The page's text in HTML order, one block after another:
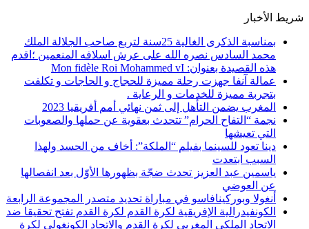
شريط الأخبار
بمناسبة الذكرى الغالية 25سنة لتربع صاحب الجلالة الملك
محمد السادس نصره الله على عرش اسلافه المنعمين ؛اقدم
هذه القصيدة بعنوان: Mon fidèle Roi Mohammed vI
عمالة آنفا جهزت رحلة مميزة للحجاج و الحاجات و تكلفت
بتجربة مميزة للخدمات و الرعاية .
المغرب يضمن التأهل إلى ثمن نهائي أمم أفريقيا 2023
نجمة “التفاح الحرام” تتحدث بعقوية عن حملها والصعوبات
التي تعيشها
دينا تعود للسينما بفيلم “الملكة”: أخاف من الحسد ولهذا
السبب ابتعدت
ياسمين عبد العزيز تحدث ضجّة بظهورها الأوّل بعد انفصالها
عن العوضي
أنغولا وبوركينافاسو في مباراة تحديد متصدر المجموعة الرابعة
الكونفيدرالية الإفريقية لكرة القدم لكرة القدم تفتح تحقيقا ضد
الاتحاد الملكي المغربي لكرة القدم والاتحاد الكونغولي لكرة